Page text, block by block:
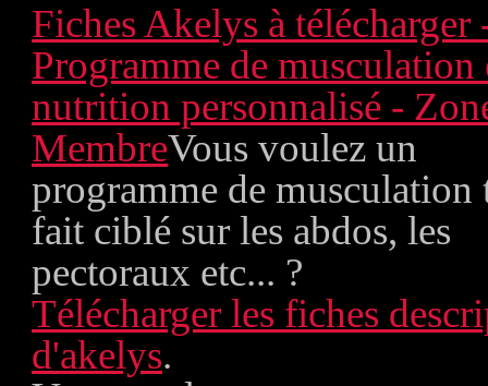
Fiches Akelys à télécharger
Programme de musculation
nutrition personnalisé -
MembreVous voulez un
programme de musculation
fait ciblé sur les abdos, les
pectoraux etc... ?
Télécharger les fiches
d'akelys.